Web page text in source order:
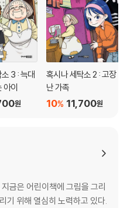
3 : 늑대
아이
원
혹시나 세탁소 2 : 고장
난 가족
11,700원
10%
금은 어린이책에 그림을 그리
기 위해 열심히 노력하고 있다.